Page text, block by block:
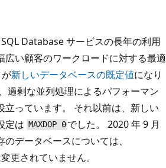
Database サービスの長年の利用
広い顧客のワークロードに対する最適
新しいデータベースの既定値になり
過剰な並列処理によるパフォーマン
立っています。 それ以前は、新しい
定は MAXDOP 0 でした。 2020 年 9 月
データベースについては、
更されていません。